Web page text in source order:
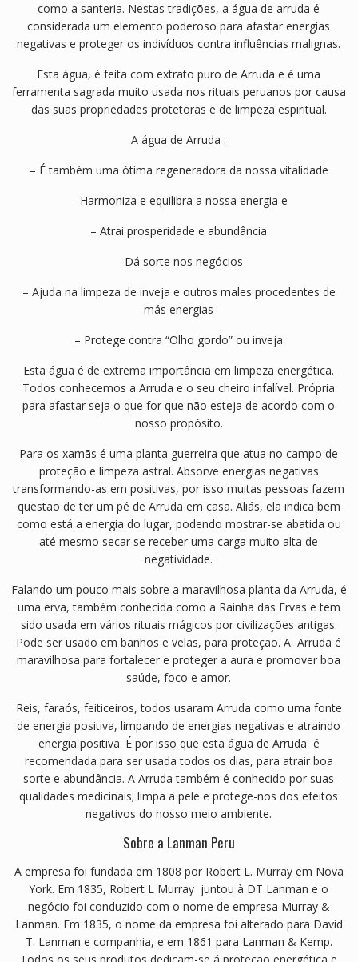
como a santeria. Nestas tradições, a água de arruda é
considerada um elemento poderoso para afastar energias
negativas e proteger os indivíduos contra influências malignas.
Esta água, é feita com extrato puro de Arruda e é uma
ferramenta sagrada muito usada nos rituais peruanos por causa
das suas propriedades protetoras e de limpeza espiritual.
A água de Arruda :
– É também uma ótima regeneradora da nossa vitalidade
– Harmoniza e equilibra a nossa energia e
– Atrai prosperidade e abundância
– Dá sorte nos negócios
– Ajuda na limpeza de inveja e outros males procedentes de
más energias
– Protege contra “Olho gordo” ou inveja
Esta água é de extrema importância em limpeza energética.
Todos conhecemos a Arruda e o seu cheiro infalível. Própria
para afastar seja o que for que não esteja de acordo com o
nosso propósito.
Para os xamãs é uma planta guerreira que atua no campo de
proteção e limpeza astral. Absorve energias negativas
transformando-as em positivas, por isso muitas pessoas fazem
questão de ter um pé de Arruda em casa. Aliás, ela indica bem
como está a energia do lugar, podendo mostrar-se abatida ou
até mesmo secar se receber uma carga muito alta de
negatividade.
Falando um pouco mais sobre a maravilhosa planta da Arruda, é
uma erva, também conhecida como a Rainha das Ervas e tem
sido usada em vários rituais mágicos por civilizações antigas.
Pode ser usado em banhos e velas, para proteção. A Arruda é
maravilhosa para fortalecer e proteger a aura e promover boa
saúde, foco e amor.
Reis, faraós, feiticeiros, todos usaram Arruda como uma fonte
de energia positiva, limpando de energias negativas e atraindo
energia positiva. É por isso que esta água de Arruda é
recomendada para ser usada todos os dias, para atrair boa
sorte e abundância. A Arruda também é conhecido por suas
qualidades medicinais; limpa a pele e protege-nos dos efeitos
negativos do nosso meio ambiente.
Sobre a Lanman Peru
A empresa foi fundada em 1808 por Robert L. Murray em Nova
York. Em 1835, Robert L Murray juntou à DT Lanman e o
negócio foi conduzido com o nome de empresa Murray &
Lanman. Em 1835, o nome da empresa foi alterado para David
T. Lanman e companhia, e em 1861 para Lanman & Kemp.